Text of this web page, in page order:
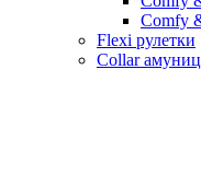
Comfy
Flexi рулетки
Collar